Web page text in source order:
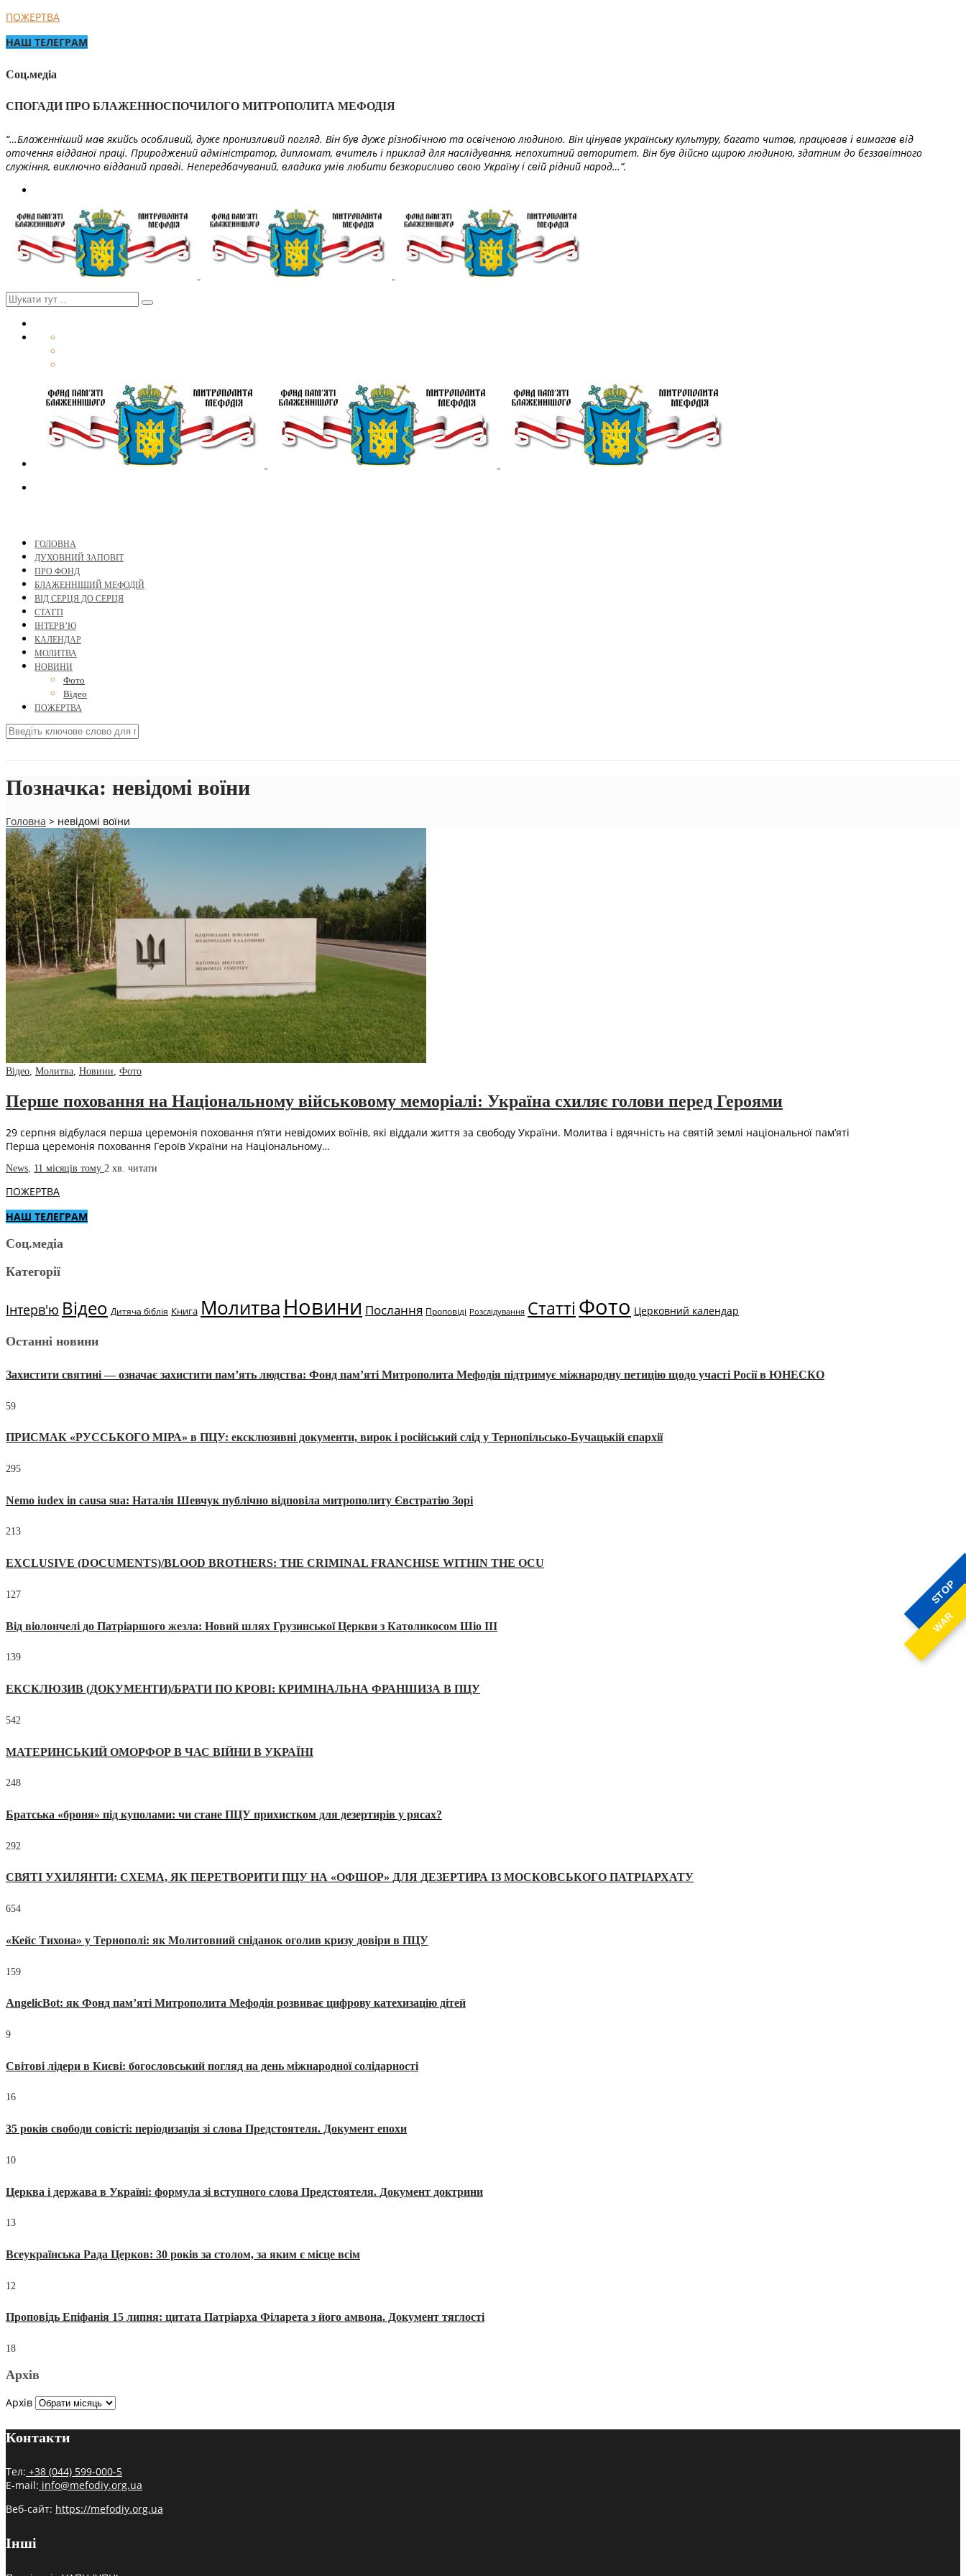
STOP
WAR
ПОЖЕРТВА
НАШ ТЕЛЕГРАМ
Соц.медіа
СПОГАДИ ПРО БЛАЖЕННОСПОЧИЛОГО МИТРОПОЛИТА МЕФОДІЯ
“…Блаженніший мав якийсь особливий, дуже пронизливий погляд. Він був дуже різнобічною та освіченою людиною. Він цінував українську культуру, багато читав, працював і вимагав від
оточення відданої праці. Природжений адміністратор, дипломат, вчитель і приклад для наслідування, непохитний авторитет. Він був дійсно щирою людиною, здатним до беззавітного
служіння, виключно відданий правді. Непередбачуваний, владика умів любити безкорисливо свою Україну і свій рідний народ…”.
ГОЛОВНА
ДУХОВНИЙ ЗАПОВІТ
ПРО ФОНД
БЛАЖЕННІШИЙ МЕФОДІЙ
ВІД СЕРЦЯ ДО СЕРЦЯ
СТАТТІ
ІНТЕРВ’Ю
КАЛЕНДАР
МОЛИТВА
НОВИНИ
Фото
Відео
ПОЖЕРТВА
Позначка: невідомі воїни
Головна > невідомі воїни
Відео, Молитва, Новини, Фото
Перше поховання на Національному військовому меморіалі: Україна схиляє голови перед Героями
29 серпня відбулася перша церемонія поховання п’яти невідомих воїнів, які віддали життя за свободу України. Молитва і вдячність на святій землі національної пам’яті
Перша церемонія поховання Героїв України на Національному…
News, 11 місяців тому 2 хв. читати
ПОЖЕРТВА
НАШ ТЕЛЕГРАМ
Соц.медіа
Категорії
Інтерв'ю Відео Дитяча біблія Книга МолитваНовини Послання Проповіді Розслідування Статті Фото Церковний календар
Останні новини
Захистити святині — означає захистити пам’ять людства: Фонд пам’яті Митрополита Мефодія підтримує міжнародну петицію щодо участі Росії в ЮНЕСКО
59
ПРИСМАК «РУССЬКОГО МІРА» в ПЦУ: ексклюзивні документи, вирок і російський слід у Тернопільсько-Бучацькій єпархії
295
Nemo iudex in causa sua: Наталія Шевчук публічно відповіла митрополиту Євстратію Зорі
213
EXCLUSIVE (DOCUMENTS)/BLOOD BROTHERS: THE CRIMINAL FRANCHISE WITHIN THE OCU
127
Від віолончелі до Патріаршого жезла: Новий шлях Грузинської Церкви з Католикосом Шіо III
139
ЕКСКЛЮЗИВ (ДОКУМЕНТИ)/БРАТИ ПО КРОВІ: КРИМІНАЛЬНА ФРАНШИЗА В ПЦУ
542
МАТЕРИНСЬКИЙ ОМОРФОР В ЧАС ВІЙНИ В УКРАЇНІ
248
Братська «броня» під куполами: чи стане ПЦУ прихистком для дезертирів у рясах?
292
СВЯТІ УХИЛЯНТИ: СХЕМА, ЯК ПЕРЕТВОРИТИ ПЦУ НА «ОФШОР» ДЛЯ ДЕЗЕРТИРА ІЗ МОСКОВСЬКОГО ПАТРІАРХАТУ
654
«Кейс Тихона» у Тернополі: як Молитовний сніданок оголив кризу довіри в ПЦУ
159
AngelicBot: як Фонд пам’яті Митрополита Мефодія розвиває цифрову катехизацію дітей
9
Світові лідери в Києві: богословський погляд на день міжнародної солідарності
16
35 років свободи совісті: періодизація зі слова Предстоятеля. Документ епохи
10
Церква і держава в Україні: формула зі вступного слова Предстоятеля. Документ доктрини
13
Всеукраїнська Рада Церков: 30 років за столом, за яким є місце всім
12
Проповідь Епіфанія 15 липня: цитата Патріарха Філарета з його амвона. Документ тяглості
18
Архів
Архів
Контакти
Тел: +38 (044) 599-000-5
E-mail: info@mefodiy.org.ua
Веб-сайт: https://mefodiy.org.ua
Інші